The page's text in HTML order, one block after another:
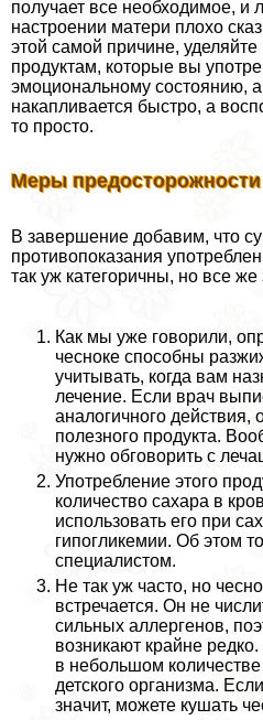
получает все необходимое,
настроении матери плохо
этой самой причине,
продуктам, которые вы
эмоциональному состоянию, а
накапливается быстро, а
то просто.
Меры предосторожности
В завершение добавим, что
противопоказания
так уж категоричны, но все же
Как мы уже говорили,
чесноке способны
учитывать, когда вам
лечение. Если врач
аналогичного действия,
полезного продукта.
нужно обговорить с
Употрeбление этого
количество сахара в
использовать его при
гипогликемии. Об этом
специалистом.
Не так уж часто, но
встречается. Он не
сильных аллергенов,
возникают крайне
в небольшом
детского организма.
значит, можете кушать